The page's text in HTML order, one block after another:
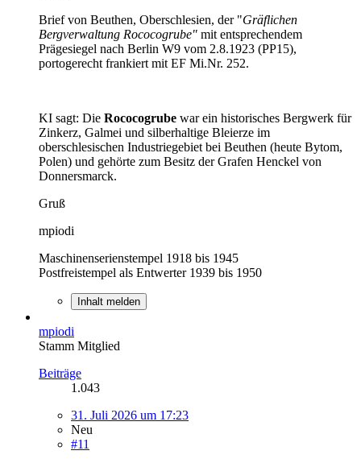
Brief von Beuthen, Oberschlesien, der "Gräflichen
Bergverwaltung Rococogrube" mit entsprechendem
Prägesiegel nach Berlin W9 vom 2.8.1923 (PP15),
portogerecht frankiert mit EF Mi.Nr. 252.
KI sagt: Die Rococogrube war ein historisches Bergwerk für
Zinkerz, Galmei und silberhaltige Bleierze im
oberschlesischen Industriegebiet bei Beuthen (heute Bytom,
Polen) und gehörte zum Besitz der Grafen Henckel von
Donnersmarck.
Gruß
mpiodi
Maschinenserienstempel 1918 bis 1945
Postfreistempel als Entwerter 1939 bis 1950
Inhalt melden
mpiodi
Stamm Mitglied
Beiträge
1.043
31. Juli 2026 um 17:23
Neu
#11